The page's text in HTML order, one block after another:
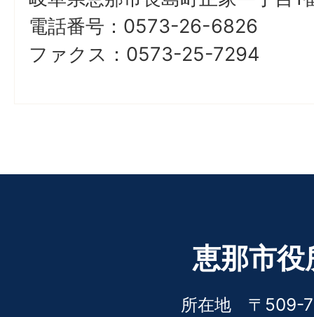
電話番号：0573-26-6826
ファクス：0573-25-7294
恵那市役
所在地 〒509-